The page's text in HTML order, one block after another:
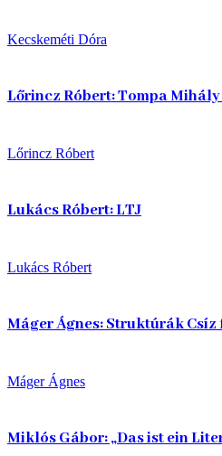
Kecskeméti Dóra
Lőrincz Róbert: Tompa
Lőrincz Róbert
Lukács Róbert: LTJ
Lukács Róbert
Máger Ágnes: Struktúrák Csíz
Máger Ágnes
Miklós Gábor: „Das ist ein